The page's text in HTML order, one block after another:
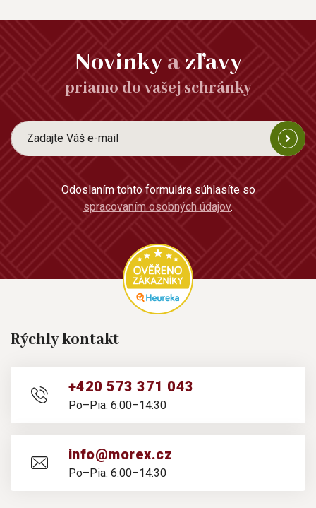
Novinkyazľavy
priamo do vašej schránky
Odoslaním tohto formulára súhlasíte so
spracovaním osobných údajov.
Rýchly kontakt
+420 573 371 043
Po–Pia: 6:00–14:30
info@morex.cz
Po–Pia: 6:00–14:30